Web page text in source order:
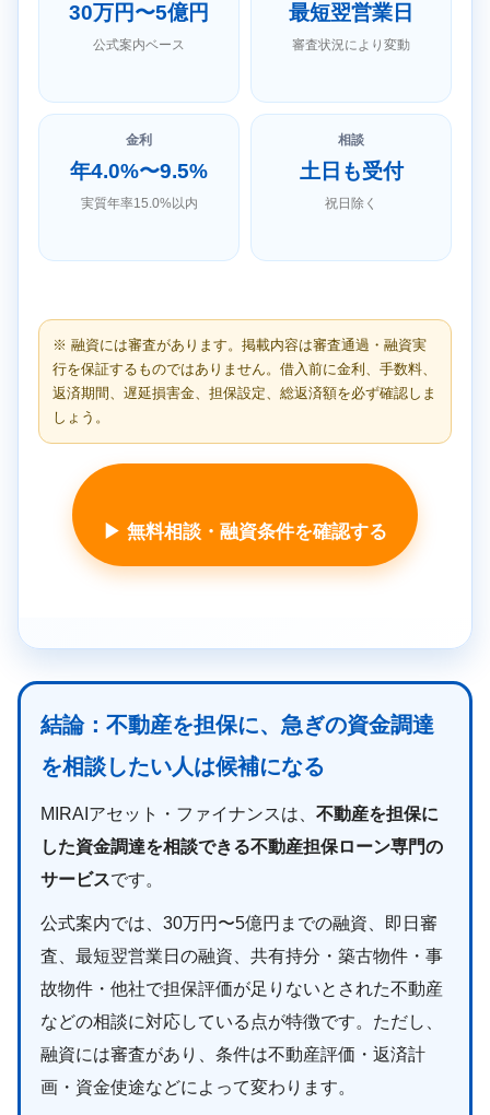
30万円〜5億円
公式案内ベース
最短翌営業日
審査状況により変動
金利
年4.0%〜9.5%
実質年率15.0%以内
相談
土日も受付
祝日除く
※ 融資には審査があります。掲載内容は審査通過・融資実
行を保証するものではありません。借入前に金利、手数料、
返済期間、遅延損害金、担保設定、総返済額を必ず確認しま
しょう。
▶ 無料相談・融資条件を確認する
結論：不動産を担保に、急ぎの資金調達
を相談したい人は候補になる
MIRAIアセット・ファイナンスは、 不動産を担保に
した資金調達を相談できる不動産担保ローン専門の
サービスです。
公式案内では、30万円〜5億円までの融資、即日審
査、最短翌営業日の融資、共有持分・築古物件・事
故物件・他社で担保評価が足りないとされた不動産
などの相談に対応している点が特徴です。ただし、
融資には審査があり、条件は不動産評価・返済計
画・資金使途などによって変わります。